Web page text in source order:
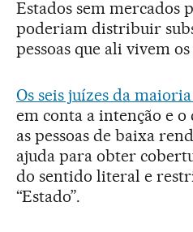
Estados sem mercados
poderiam distribuir
pessoas que ali vivem
Os seis juízes da maioria
em conta a intenção e
as pessoas de baixa
ajuda para obter
do sentido literal e
“Estado”.